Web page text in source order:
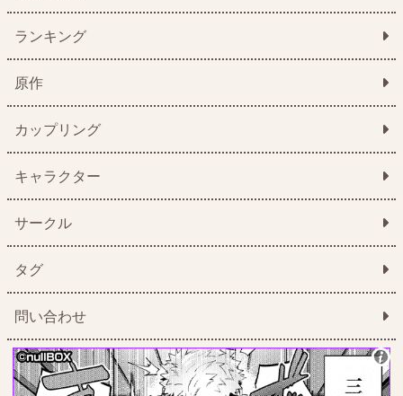
ランキング
原作
カップリング
キャラクター
サークル
タグ
問い合わせ